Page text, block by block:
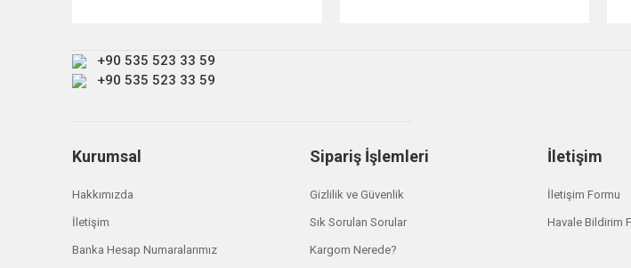
+90 535 523 33 59
+90 535 523 33 59
Kurumsal
Hakkımızda
İletişim
Banka Hesap Numaralarımız
Sipariş İşlemleri
Gizlilik ve Güvenlik
Sık Sorulan Sorular
Kargom Nerede?
İletişim
İletişim Formu
Havale Bildirim